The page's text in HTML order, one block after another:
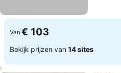
Van € 103
Bekijk prijzen van 14 sites